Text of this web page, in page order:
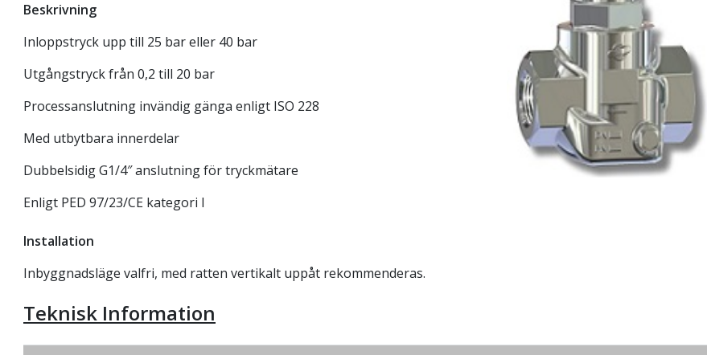
Beskrivning
Inloppstryck upp till 25 bar eller 40 bar
Utgångstryck från 0,2 till 20 bar
Processanslutning invändig gänga enligt ISO 228
Med utbytbara innerdelar
Dubbelsidig G1/4″ anslutning för tryckmätare
Enligt PED 97/23/CE kategori I
Installation
Inbyggnadsläge valfri, med ratten vertikalt uppåt rekommenderas.
Teknisk Information